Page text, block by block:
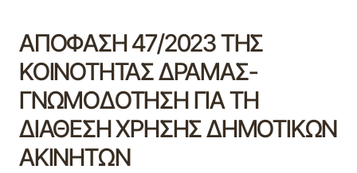
ΑΠΟΦΑΣΗ 47/2023 ΤΗΣ
ΚΟΙΝΟΤΗΤΑΣ ΔΡΑΜΑΣ-
ΓΝΩΜΟΔΟΤΗΣΗ ΓΙΑ ΤΗ
ΔΙΑΘΕΣΗ ΧΡΗΣΗΣ ΔΗΜΟΤΙΚΩΝ
ΑΚΙΝΗΤΩΝ